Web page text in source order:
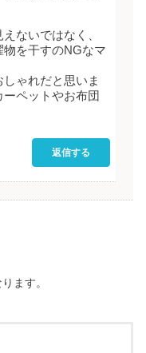
ないではなく、
を干すのNGなマ
ゃれだと思いま
ペットやお布団
返信する
ます。